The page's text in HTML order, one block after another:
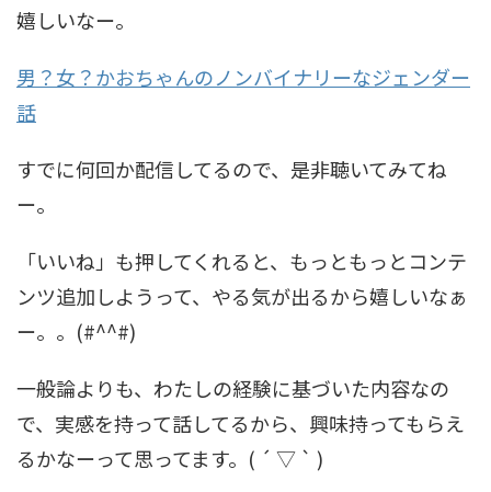
嬉しいなー。
男？女？かおちゃんのノンバイナリーなジェンダー
話
すでに何回か配信してるので、是非聴いてみてね
ー。
「いいね」も押してくれると、もっともっとコンテ
ンツ追加しようって、やる気が出るから嬉しいなぁ
ー。。(#^^#)
一般論よりも、わたしの経験に基づいた内容なの
で、実感を持って話してるから、興味持ってもらえ
るかなーって思ってます。( ´ ▽ ` )